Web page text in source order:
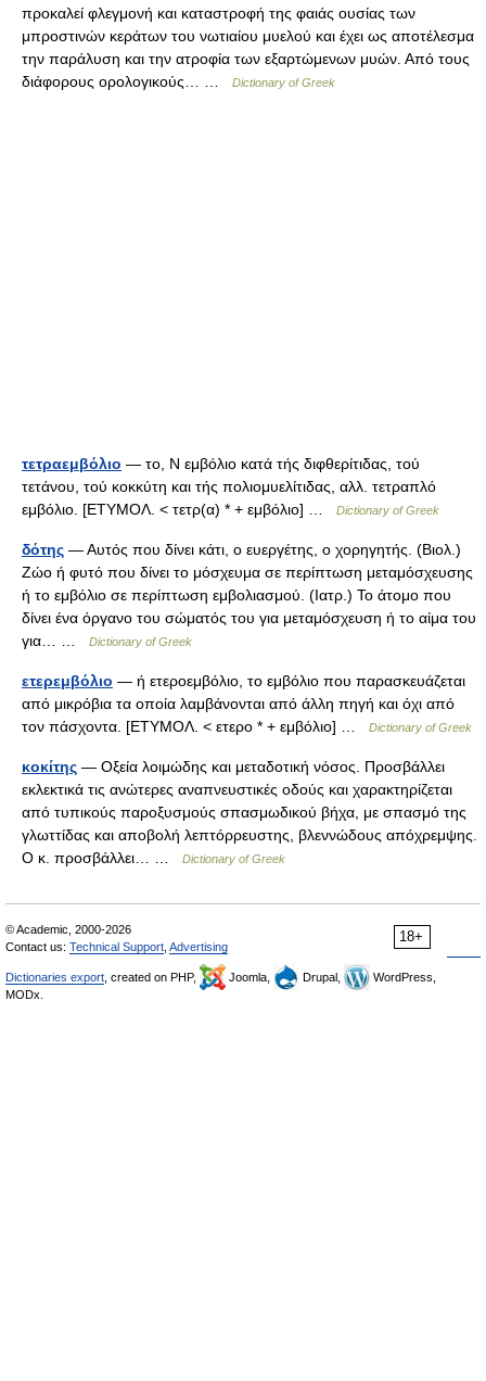
προκαλεί φλεγμονή και καταστροφή της φαιάς ουσίας των
μπροστινών κεράτων του νωτιαίου μυελού και έχει ως αποτέλεσμα
την παράλυση και την ατροφία των εξαρτώμενων μυών. Από τους
διάφορους ορολογικούς… …
Dictionary of Greek
τετραεμβόλιο — το, Ν εμβόλιο κατά τής διφθερίτιδας, τού
τετάνου, τού κοκκύτη και τής πολιομυελίτιδας, αλλ. τετραπλό
εμβόλιο. [ΕΤΥΜΟΛ. < τετρ(α) * + εμβόλιο] …
Dictionary of Greek
δότης — Αυτός που δίνει κάτι, ο ευεργέτης, ο χορηγητής. (Βιολ.)
Ζώο ή φυτό που δίνει το μόσχευμα σε περίπτωση μεταμόσχευσης
ή το εμβόλιο σε περίπτωση εμβολιασμού. (Ιατρ.) To άτομο που
δίνει ένα όργανο του σώματός του για μεταμόσχευση ή το αίμα του
για… …
Dictionary of Greek
ετερεμβόλιο — ή ετεροεμβόλιο, το εμβόλιο που παρασκευάζεται
από μικρόβια τα οποία λαμβάνονται από άλλη πηγή και όχι από
τον πάσχοντα. [ΕΤΥΜΟΛ. < ετερο * + εμβόλιο] …
Dictionary of Greek
κοκίτης — Οξεία λοιμώδης και μεταδοτική νόσος. Προσβάλλει
εκλεκτικά τις ανώτερες αναπνευστικές οδούς και χαρακτηρίζεται
από τυπικούς παροξυσμούς σπασμωδικού βήχα, με σπασμό της
γλωττίδας και αποβολή λεπτόρρευστης, βλεννώδους απόχρεμψης.
Ο κ. προσβάλλει… …
Dictionary of Greek
18+
© Academic, 2000-2026
Contact us: Technical Support Advertising
Dictionaries export , created on PHP, Joomla, Drupal,
WordPress,
MODx.